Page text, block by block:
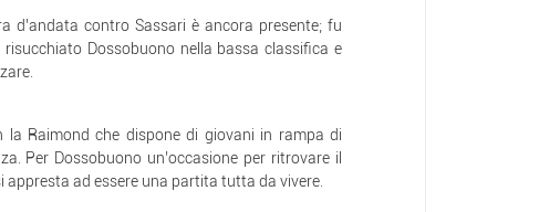
d’andata contro Sassari è ancora presente; fu
Dossobuono nella bassa classifica e
Raimond che dispone di giovani in rampa di
Per Dossobuono un’occasione per ritrovare il
ad essere una partita tutta da vivere.